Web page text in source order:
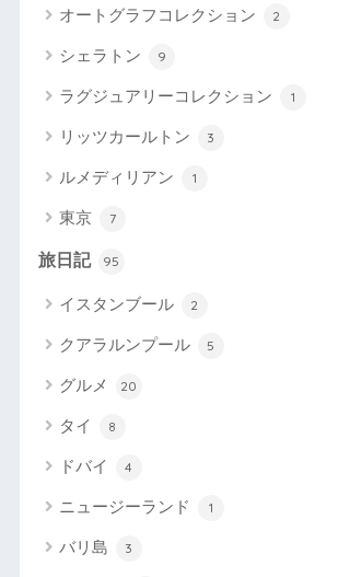
オートグラフコレクション 2
シェラトン 9
ラグジュアリーコレクション 1
リッツカールトン 3
ルメディリアン 1
東京 7
旅日記 95
イスタンブール 2
クアラルンプール 5
グルメ 20
タイ 8
ドバイ 4
ニュージーランド 1
バリ島 3